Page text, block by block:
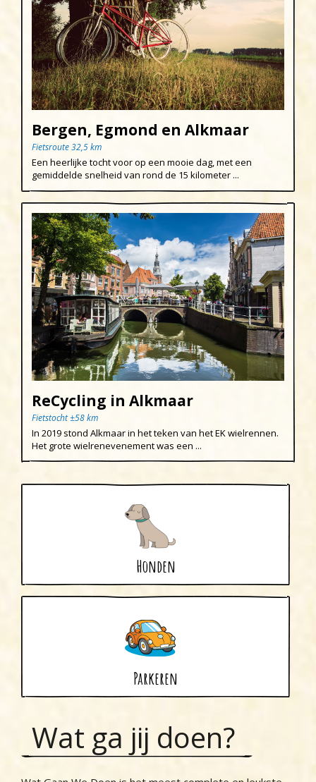
Bergen, Egmond en Alkmaar
Fietsroute 32,5 km
Een heerlijke tocht voor op een mooie dag, met een
gemiddelde snelheid van rond de 15 kilometer ...
ReCycling in Alkmaar
Fietstocht ±58 km
In 2019 stond Alkmaar in het teken van het EK wielrennen.
Het grote wielrenevenement was een ...
Honden
Parkeren
Wat ga jij doen?